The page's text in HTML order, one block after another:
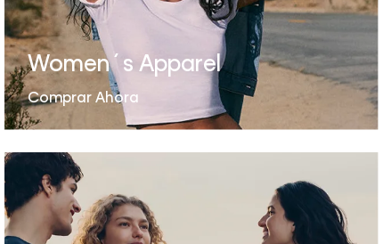
Women´s Apparel
Comprar Ahora